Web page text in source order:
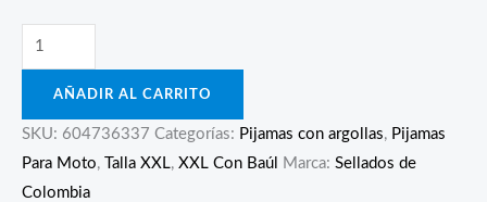
Pijama
Carpa
Moto
Baúl
Xxl
Impermeable
AÑADIR AL CARRITO
SKU: 604736337 Categorías: Pijamas con argollas, Pijamas
Para Moto, Talla XXL, XXL Con Baúl Marca: Sellados de
Colombia